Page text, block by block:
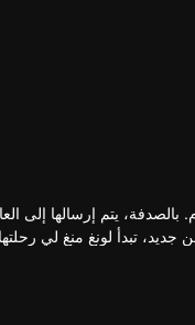
بالصدفة، يتم إرسالها إلى
تبدأ لونغ منغ لي
يوي الذي رافقها وحماها